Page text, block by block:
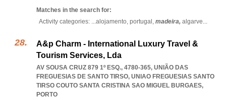
Matches in the search for:
Activity categories: ...alojamento, portugal, madeira, algarve...
A&p Charm - International Luxury Travel &
Tourism Services, Lda
AV SOUSA CRUZ 879 1º ESQ., 4780-365, UNIÃO DAS
FREGUESIAS DE SANTO TIRSO, UNIAO FREGUESIAS SANTO
TIRSO COUTO SANTA CRISTINA SAO MIGUEL BURGAES,
PORTO